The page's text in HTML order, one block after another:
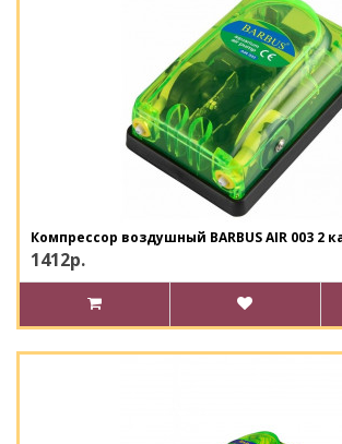
Компрессор воздушный BARBUS AIR 003 2
1412р.